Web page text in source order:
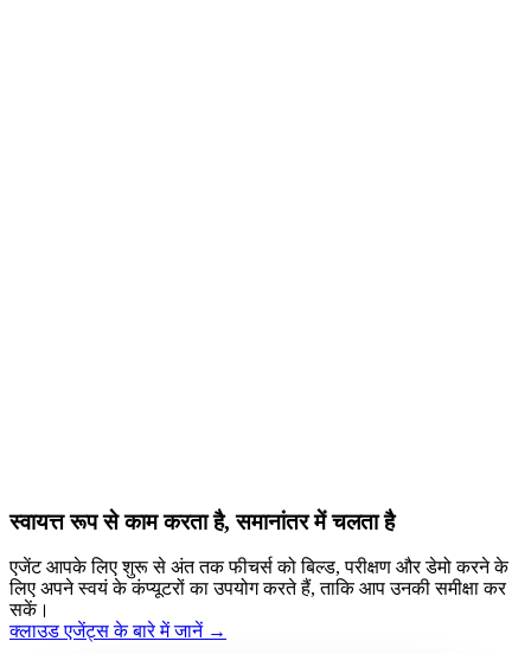
स्वायत्त रूप से काम करता है, समानांतर में चलता है
एजेंट आपके लिए शुरू से अंत तक फीचर्स को बिल्ड, परीक्षण और डेमो करने के
लिए अपने स्वयं के कंप्यूटरों का उपयोग करते हैं, ताकि आप उनकी समीक्षा कर
सकें।
क्लाउड एजेंट्स के बारे में जानें →